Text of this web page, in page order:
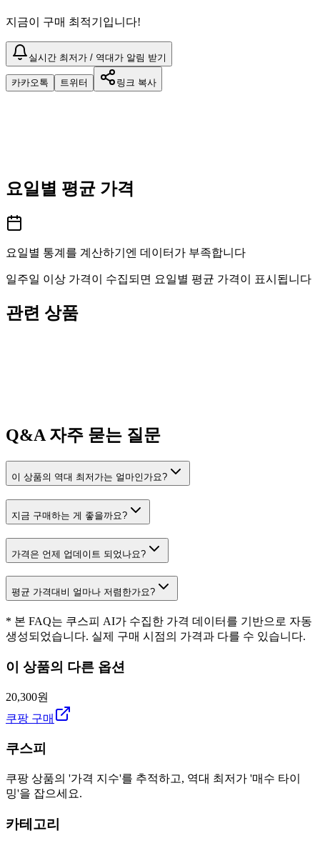
지금이 구매 최적기입니다!
실시간 최저가 / 역대가 알림 받기
카카오톡 트위터 링크 복사
요일별 평균 가격
요일별 통계를 계산하기엔 데이터가 부족합니다
일주일 이상 가격이 수집되면 요일별 평균 가격이 표시됩니다
관련 상품
Q&A자주 묻는 질문
이 상품의 역대 최저가는 얼마인가요?
지금 구매하는 게 좋을까요?
가격은 언제 업데이트 되었나요?
평균 가격대비 얼마나 저렴한가요?
* 본 FAQ는 쿠스피 AI가 수집한 가격 데이터를 기반으로 자동
생성되었습니다. 실제 구매 시점의 가격과 다를 수 있습니다.
이 상품의 다른 옵션
20,300원
쿠팡 구매
쿠스피
쿠팡 상품의 '가격 지수'를 추적하고, 역대 최저가 '매수 타이
밍'을 잡으세요.
카테고리